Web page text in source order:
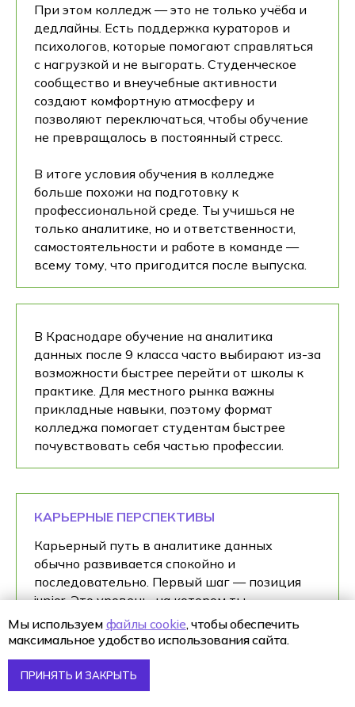
При этом колледж — это не только учёба и
дедлайны. Есть поддержка кураторов и
психологов, которые помогают справляться
с нагрузкой и не выгорать. Студенческое
сообщество и внеучебные активности
создают комфортную атмосферу и
позволяют переключаться, чтобы обучение
не превращалось в постоянный стресс.
В итоге условия обучения в колледже
больше похожи на подготовку к
профессиональной среде. Ты учишься не
только аналитике, но и ответственности,
самостоятельности и работе в команде —
всему тому, что пригодится после выпуска.
В Краснодаре обучение на аналитика
данных после 9 класса часто выбирают из-за
возможности быстрее перейти от школы к
практике. Для местного рынка важны
прикладные навыки, поэтому формат
колледжа помогает студентам быстрее
почувствовать себя частью профессии.
КАРЬЕРНЫЕ ПЕРСПЕКТИВЫ
Карьерный путь в аналитике данных
обычно развивается спокойно и
последовательно. Первый шаг — позиция
junior. Это уровень, на котором ты
осваиваешь профессию изнутри: работаешь
с отчётами, проверяешь данные, участвуешь
причины изменений показателей. Здесь
важно не скорость, а аккуратность и умение
Мы используем файлы cookie, чтобы обеспечить
максимальное удобство использования сайта.
ПРИНЯТЬ И ЗАКРЫТЬ